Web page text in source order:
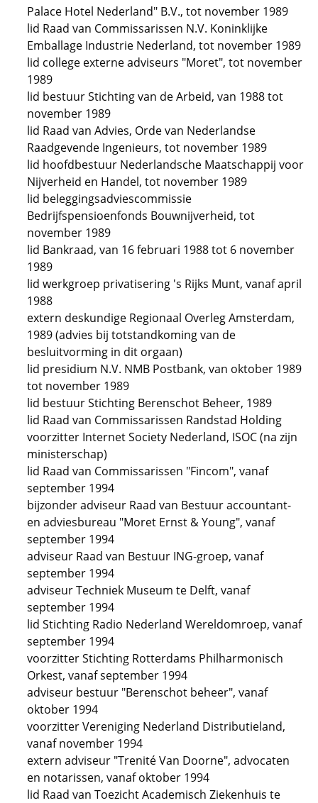
Palace Hotel Nederland" B.V., tot november 1989
lid Raad van Commissarissen N.V. Koninklijke
Emballage Industrie Nederland, tot november 1989
lid college externe adviseurs "Moret", tot november
1989
lid bestuur Stichting van de Arbeid, van 1988 tot
november 1989
lid Raad van Advies, Orde van Nederlandse
Raadgevende Ingenieurs, tot november 1989
lid hoofdbestuur Nederlandsche Maatschappij voor
Nijverheid en Handel, tot november 1989
lid beleggingsadviescommissie
Bedrijfspensioenfonds Bouwnijverheid, tot
november 1989
lid Bankraad, van 16 februari 1988 tot 6 november
1989
lid werkgroep privatisering 's Rijks Munt, vanaf april
1988
extern deskundige Regionaal Overleg Amsterdam,
1989 (advies bij totstandkoming van de
besluitvorming in dit orgaan)
lid presidium N.V. NMB Postbank, van oktober 1989
tot november 1989
lid bestuur Stichting Berenschot Beheer, 1989
lid Raad van Commissarissen Randstad Holding
voorzitter Internet Society Nederland, ISOC (na zijn
ministerschap)
lid Raad van Commissarissen "Fincom", vanaf
september 1994
bijzonder adviseur Raad van Bestuur accountant-
en adviesbureau "Moret Ernst & Young", vanaf
september 1994
adviseur Raad van Bestuur ING-groep, vanaf
september 1994
adviseur Techniek Museum te Delft, vanaf
september 1994
lid Stichting Radio Nederland Wereldomroep, vanaf
september 1994
voorzitter Stichting Rotterdams Philharmonisch
Orkest, vanaf september 1994
adviseur bestuur "Berenschot beheer", vanaf
oktober 1994
voorzitter Vereniging Nederland Distributieland,
vanaf november 1994
extern adviseur "Trenité Van Doorne", advocaten
en notarissen, vanaf oktober 1994
lid Raad van Toezicht Academisch Ziekenhuis te